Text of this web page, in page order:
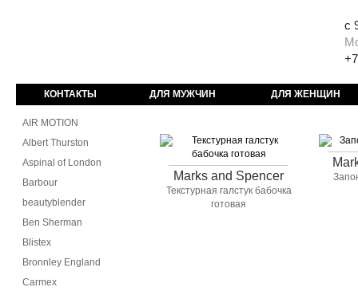
с
КОНТАКТЫ ДЛЯ МУЖЧИН ДЛЯ ЖЕНЩИН
AIR MOTION
Albert Thurston
Aspinal of London
Barbour
beautyblender
Ben Sherman
Blistex
Bronnley England
Carmex
Marks and Spencer
Текстурная галстук бабочка
готовая